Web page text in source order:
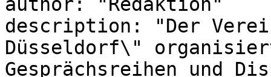
description: "Der
Düsseldorf\"
Gesprächsreihen und